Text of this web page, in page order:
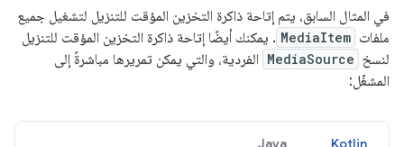
في المثال السابق، يتم إتاحة ذاكرة التخزين المؤقت للتنزيل لتشغيل جميع
ملفات MediaItem . يمكنك أيضًا إتاحة ذاكرة التخزين المؤقت للتنزيل
لنسخ MediaSource الفردية، والتي يمكن تمريرها مباشرةً إلى
المشغّل:
Kotlin
Java